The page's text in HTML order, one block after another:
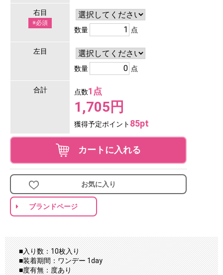
右目
※必須
数量 点
左目
数量 点
合計 点数1点
1,705円
獲得予定ポイント 85pt
カートに入れる
お気に入り
ブランドページ
■入り数：10枚入り
■装着期間：ワンデー 1day
■度有無：度あり